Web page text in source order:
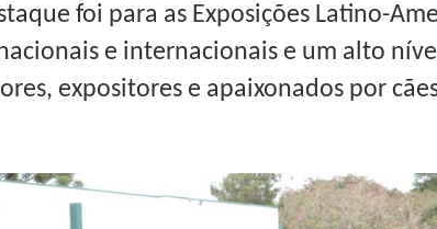
foi para as Exposições Latino-
e internacionais e um alto
expositores e apaixonados por